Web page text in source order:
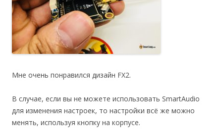
Мне очень понравился дизайн FX2.
В случае, если вы не можете использовать SmartAudio
для изменения настроек, то настройки всё же можно
менять, используя кнопку на корпусе.